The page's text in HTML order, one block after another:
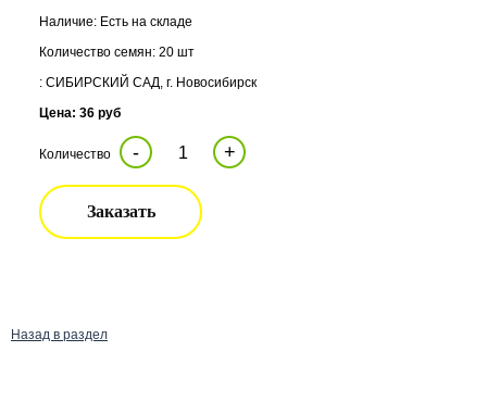
Наличие: Есть на складе
Количество семян: 20 шт
: СИБИРСКИЙ САД, г. Новосибирск
Цена: 36 руб
Количество - +
Заказать
Назад в раздел